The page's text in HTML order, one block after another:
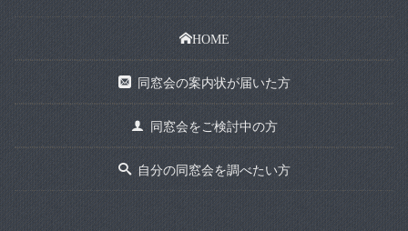
HOME
同窓会の案内状が届いた方
同窓会をご検討中の方
自分の同窓会を調べたい方